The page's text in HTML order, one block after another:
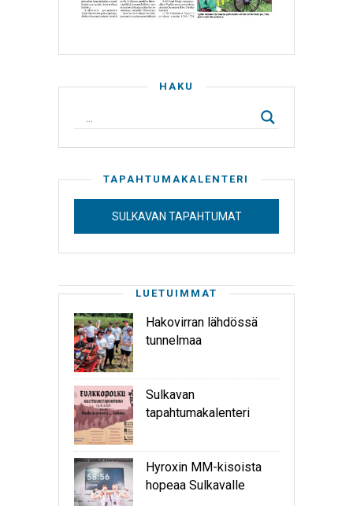
HAKU
TAPAHTUMAKALENTERI
SULKAVAN TAPAHTUMAT
LUETUIMMAT
Hakovirran lähdössä
tunnelmaa
Sulkavan
tapahtumakalenteri
Hyroxin MM-kisoista
hopeaa Sulkavalle